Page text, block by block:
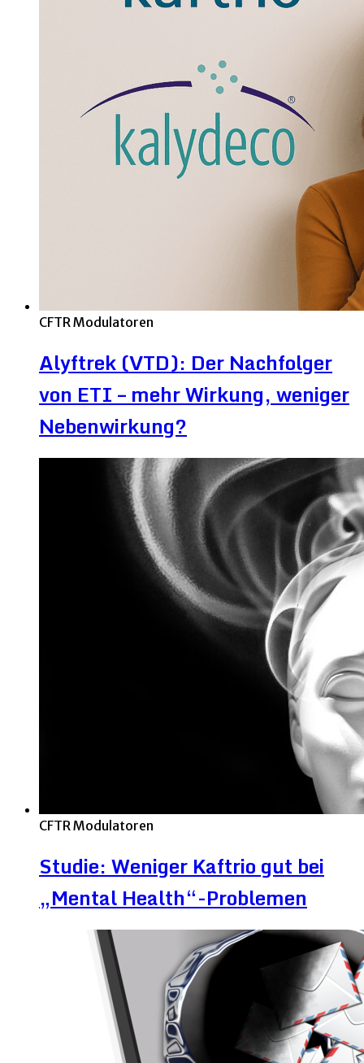
CFTR Modulatoren
Alyftrek (VTD): Der Nachfolger
von ETI – mehr Wirkung, weniger
Nebenwirkung?
CFTR Modulatoren
Studie: Weniger Kaftrio gut bei
„Mental Health“-Problemen